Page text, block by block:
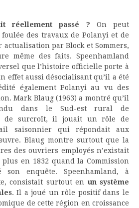
réellement passé ? On peut
des travaux de Polanyi et de
par Block et Sommers,
même des faits. Speenhamland
que l’histoire officielle porte à
effet aussi désocialisant qu’il a été
également Polanyi au vu des
Mark Blaug (1963) a montré qu’il
dans le Sud-est rural de
de surcroît, il jouait un rôle de
saisonnier qui répondait aux
Blaug montre surtout que la
des ouvriers employés n’existait
en 1832 quand la Commission
son enquête. Speenhamland, à
consistait surtout en un système
. Il a joué un rôle positif dans le
de cette région en croissance